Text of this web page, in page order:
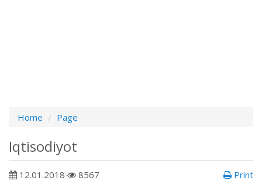
Home Page
Iqtisodiyot
12.01.2018 8567
Print